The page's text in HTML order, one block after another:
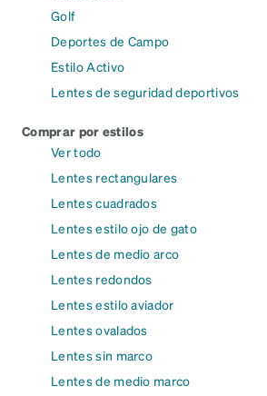
Golf
Deportes de Campo
Estilo Activo
Lentes de seguridad deportivos
Comprar por estilos
Ver todo
Lentes rectangulares
Lentes cuadrados
Lentes estilo ojo de gato
Lentes de medio arco
Lentes redondos
Lentes estilo aviador
Lentes ovalados
Lentes sin marco
Lentes de medio marco